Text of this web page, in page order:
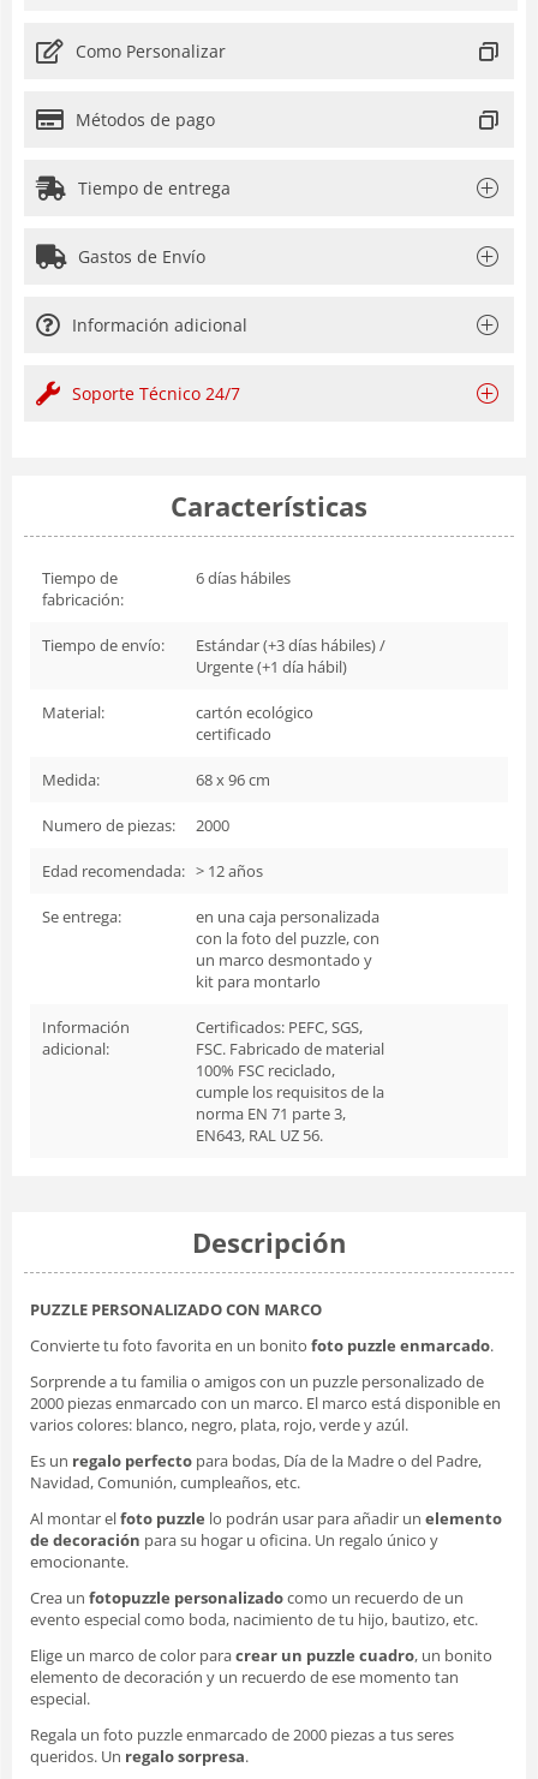
Como Personalizar
Métodos de pago
Tiempo de entrega
Gastos de Envío
Información adicional
Soporte Técnico 24/7
Características
Tiempo de
fabricación:
6 días hábiles
Tiempo de envío:
Estándar (+3 días hábiles) /
Urgente (+1 día hábil)
Material:
cartón ecológico
certificado
Medida: 68 x 96 cm
Numero de piezas: 2000
Edad recomendada: > 12 años
Se entrega:
en una caja personalizada
con la foto del puzzle, con
un marco desmontado y
kit para montarlo
Información
adicional:
Certificados: PEFC, SGS,
FSC. Fabricado de material
100% FSC reciclado,
cumple los requisitos de la
norma EN 71 parte 3,
EN643, RAL UZ 56.
Descripción
PUZZLE PERSONALIZADO CON MARCO
Convierte tu foto favorita en un bonito foto puzzle enmarcado.
Sorprende a tu familia o amigos con un puzzle personalizado de
2000 piezas enmarcado con un marco. El marco está disponible en
varios colores: blanco, negro, plata, rojo, verde y azúl.
Es un regalo perfecto para bodas, Día de la Madre o del Padre,
Navidad, Comunión, cumpleaños, etc.
Al montar elfoto puzzle lo podrán usar para añadir un elemento
de decoración para su hogar u oficina. Un regalo único y
emocionante.
Crea un fotopuzzle personalizadocomo un recuerdo de un
evento especial como boda, nacimiento de tu hijo, bautizo, etc.
Elige un marco de color paracrear un puzzle cuadro, un bonito
elemento de decoración y un recuerdo de ese momento tan
especial.
Regala un foto puzzle enmarcado de 2000 piezas a tus seres
queridos. Un regalo sorpresa.